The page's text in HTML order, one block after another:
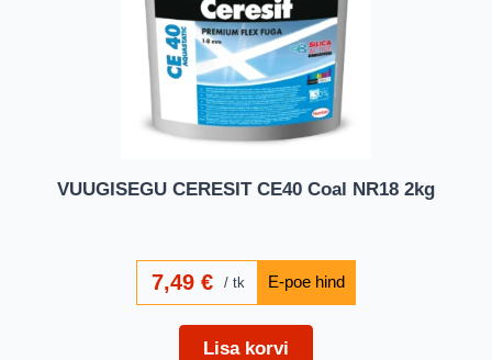
VUUGISEGU CERESIT CE40 Coal NR18 2kg
7,49€ tk
Lisa korvi